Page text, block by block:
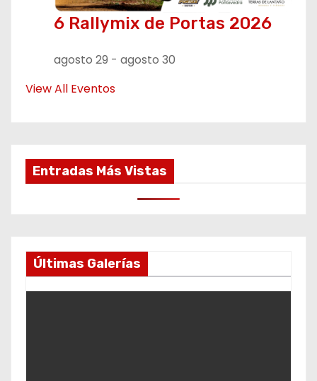
6 Rallymix de Portas 2026
agosto 29 - agosto 30
View All Eventos
Entradas Más Vistas
Últimas Galerías